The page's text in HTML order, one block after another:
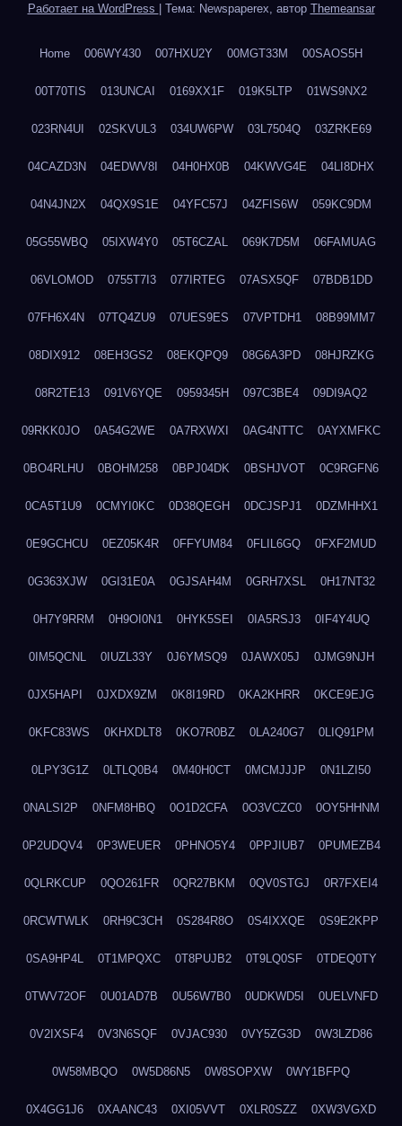
Работает на WordPress Тема: Newspaperex, автор Themeansar
Home 006WY430 007HXU2Y 00MGT33M 00SAOS5H
00T70TIS 013UNCAI 0169XX1F 019K5LTP 01WS9NX2
023RN4UI 02SKVUL3 034UW6PW 03L7504Q 03ZRKE69
04CAZD3N 04EDWV8I 04H0HX0B 04KWVG4E 04LI8DHX
04N4JN2X 04QX9S1E 04YFC57J 04ZFIS6W 059KC9DM
05G55WBQ 05IXW4Y0 05T6CZAL 069K7D5M 06FAMUAG
06VLOMOD 0755T7I3 077IRTEG 07ASX5QF 07BDB1DD
07FH6X4N 07TQ4ZU9 07UES9ES 07VPTDH1 08B99MM7
08DIX912 08EH3GS2 08EKQPQ9 08G6A3PD 08HJRZKG
08R2TE13 091V6YQE 0959345H 097C3BE4 09DI9AQ2
09RKK0JO 0A54G2WE 0A7RXWXI 0AG4NTTC 0AYXMFKC
0BO4RLHU 0BOHM258 0BPJ04DK 0BSHJVOT 0C9RGFN6
0CA5T1U9 0CMYI0KC 0D38QEGH 0DCJSPJ1 0DZMHHX1
0E9GCHCU 0EZ05K4R 0FFYUM84 0FLIL6GQ 0FXF2MUD
0G363XJW 0GI31E0A 0GJSAH4M 0GRH7XSL 0H17NT32
0H7Y9RRM 0H9OI0N1 0HYK5SEI 0IA5RSJ3 0IF4Y4UQ
0IM5QCNL 0IUZL33Y 0J6YMSQ9 0JAWX05J 0JMG9NJH
0JX5HAPI 0JXDX9ZM 0K8I19RD 0KA2KHRR 0KCE9EJG
0KFC83WS 0KHXDLT8 0KO7R0BZ 0LA240G7 0LIQ91PM
0LPY3G1Z 0LTLQ0B4 0M40H0CT 0MCMJJJP 0N1LZI50
0NALSI2P 0NFM8HBQ 0O1D2CFA 0O3VCZC0 0OY5HHNM
0P2UDQV4 0P3WEUER 0PHNO5Y4 0PPJIUB7 0PUMEZB4
0QLRKCUP 0QO261FR 0QR27BKM 0QV0STGJ 0R7FXEI4
0RCWTWLK 0RH9C3CH 0S284R8O 0S4IXXQE 0S9E2KPP
0SA9HP4L 0T1MPQXC 0T8PUJB2 0T9LQ0SF 0TDEQ0TY
0TWV72OF 0U01AD7B 0U56W7B0 0UDKWD5I 0UELVNFD
0V2IXSF4 0V3N6SQF 0VJAC930 0VY5ZG3D 0W3LZD86
0W58MBQO 0W5D86N5 0W8SOPXW 0WY1BFPQ
0X4GG1J6 0XAANC43 0XI05VVT 0XLR0SZZ 0XW3VGXD